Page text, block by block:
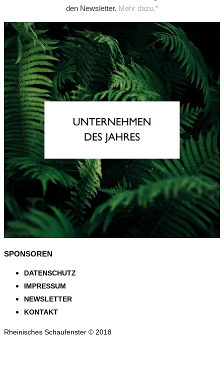
den Newsletter. Mehr dazu.*
SPONSOREN
DATENSCHUTZ
IMPRESSUM
NEWSLETTER
KONTAKT
Rheinisches Schaufenster © 2018